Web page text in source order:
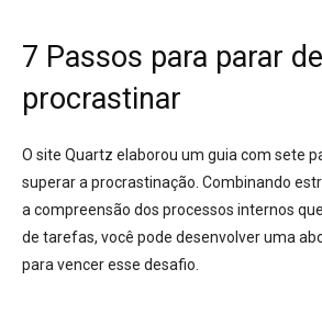
7 Passos para parar de
procrastinar
O site Quartz elaborou um guia com sete
superar a procrastinação. Combinando
a compreensão dos processos internos
de tarefas, você pode desenvolver uma
para vencer esse desafio.